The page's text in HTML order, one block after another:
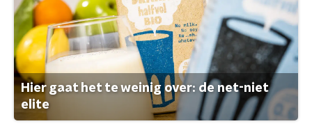
Hier gaat het te weinig over: de net-niet
elite